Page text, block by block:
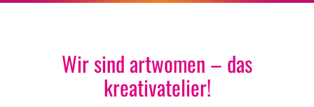
Wir sind artwomen – das
kreativatelier!